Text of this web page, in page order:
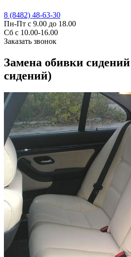
8 (8482) 48-63-30
Пн-Пт с 9.00 до 18.00
Сб с 10.00-16.00
Заказать звонок
Замена обивки
сидений)